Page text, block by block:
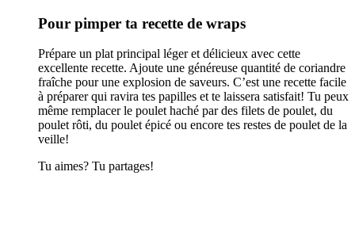
Pour pimper ta recette de wraps
Prépare un plat principal léger et délicieux avec cette
excellente recette. Ajoute une généreuse quantité de coriandre
fraîche pour une explosion de saveurs. C’est une recette facile
à préparer qui ravira tes papilles et te laissera satisfait! Tu peux
même remplacer le poulet haché par des filets de poulet, du
poulet rôti, du poulet épicé ou encore tes restes de poulet de la
veille!
Tu aimes? Tu partages!